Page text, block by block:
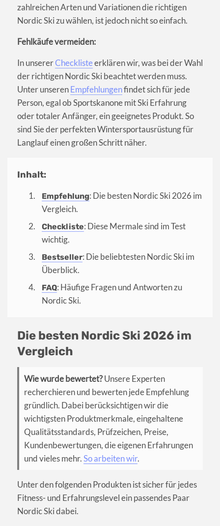
zahlreichen Arten und Variationen die richtigen
Nordic Ski zu wählen, ist jedoch nicht so einfach.
Fehlkäufe vermeiden:
In unsererChecklisteerklären wir, was bei der Wahl
der richtigen Nordic Ski beachtet werden muss.
Unter unserenEmpfehlungenfindet sich für jede
Person, egal ob Sportskanone mit Ski Erfahrung
oder totaler Anfänger, ein geeignetes Produkt. So
sind Sie der perfekten Wintersportausrüstung für
Langlauf einen großen Schritt näher.
Inhalt:
Empfehlung: Die besten Nordic Ski 2026 im
Vergleich.
Checkliste: Diese Mermale sind im Test
wichtig.
Bestseller: Die beliebtesten Nordic Ski im
Überblick.
FAQ: Häufige Fragen und Antworten zu
Nordic Ski.
Die besten Nordic Ski 2026 im
Vergleich
Wie wurde bewertet?Unsere Experten
recherchieren und bewerten jede Empfehlung
gründlich. Dabei berücksichtigen wir die
wichtigsten Produktmerkmale, eingehaltene
Qualitätsstandards, Prüfzeichen, Preise,
Kundenbewertungen, die eigenen Erfahrungen
und vieles mehr.So arbeiten wir.
Unter den folgenden Produkten ist sicher für jedes
Fitness- und Erfahrungslevel ein passendes Paar
Nordic Ski dabei.